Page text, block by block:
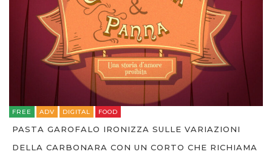
FREE ADV DIGITAL FOOD
PASTA GAROFALO IRONIZZA SULLE VARIAZIONI
DELLA CARBONARA CON UN CORTO CHE RICHIAMA